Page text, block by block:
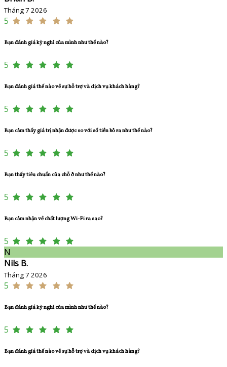
Tháng 7 2026
5
Bạn đánh giá kỳ nghỉ của mình như thế nào?
5
Bạn đánh giá thế nào về sự hỗ trợ và dịch vụ khách hàng?
5
Bạn cảm thấy giá trị nhận được so với số tiền bỏ ra như thế nào?
5
Bạn thấy tiêu chuẩn của chỗ ở như thế nào?
5
Bạn cảm nhận về chất lượng Wi-Fi ra sao?
5
N
Nils B.
Tháng 7 2026
5
Bạn đánh giá kỳ nghỉ của mình như thế nào?
5
Bạn đánh giá thế nào về sự hỗ trợ và dịch vụ khách hàng?